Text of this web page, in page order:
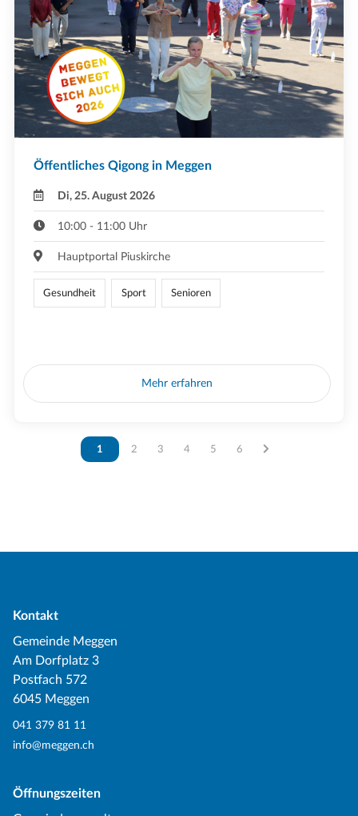
Öffentliches Qigong in Meggen
Di, 25. August 2026
10:00 - 11:00 Uhr
Hauptportal Piuskirche
Gesundheit Sport Senioren
Mehr erfahren
Vous êtes sur la page
1 Vous êtes sur la page
2 Vous êtes sur la page
3 Vous êtes sur la page
4 Vous êtes sur la page
5 Vous êtes sur la page
6
Kontakt
Gemeinde Meggen
Am Dorfplatz 3
Postfach 572
6045 Meggen
041 379 81 11
info@meggen.ch
Öffnungszeiten